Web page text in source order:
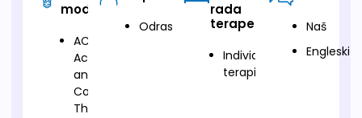
modalitet
ACT-
Acceptance
and
Commitment
Therapy
Odrasli
rada
terapeuta
Individualna
terapija
Naš
Engleski